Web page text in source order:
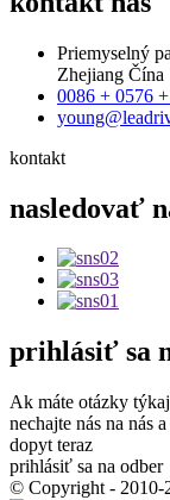
Priemyselný
Zhejiang Čína
0086 + 0576 +
kontakt
nasledovať
prihlásiť sa
Ak máte otázky
nechajte nás na nás
dopyt teraz
prihlásiť sa na odber
© Copyright - 2010-